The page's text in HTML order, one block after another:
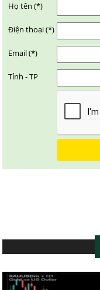
Họ tên (*)
Điện thoại (*)
Email (*)
Tỉnh - TP